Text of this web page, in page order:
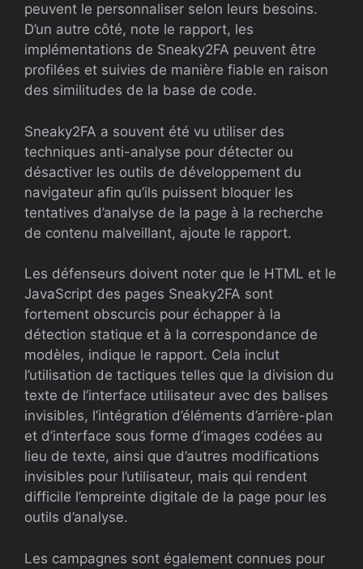
peuvent le personnaliser selon leurs besoins.
D’un autre côté, note le rapport, les
implémentations de Sneaky2FA peuvent être
profilées et suivies de manière fiable en raison
des similitudes de la base de code.
Sneaky2FA a souvent été vu utiliser des
techniques anti-analyse pour détecter ou
désactiver les outils de développement du
navigateur afin qu’ils puissent bloquer les
tentatives d’analyse de la page à la recherche
de contenu malveillant, ajoute le rapport.
Les défenseurs doivent noter que le HTML et le
JavaScript des pages Sneaky2FA sont
fortement obscurcis pour échapper à la
détection statique et à la correspondance de
modèles, indique le rapport. Cela inclut
l’utilisation de tactiques telles que la division du
texte de l’interface utilisateur avec des balises
invisibles, l’intégration d’éléments d’arrière-plan
et d’interface sous forme d’images codées au
lieu de texte, ainsi que d’autres modifications
invisibles pour l’utilisateur, mais qui rendent
difficile l’empreinte digitale de la page pour les
outils d’analyse.
Les campagnes sont également connues pour